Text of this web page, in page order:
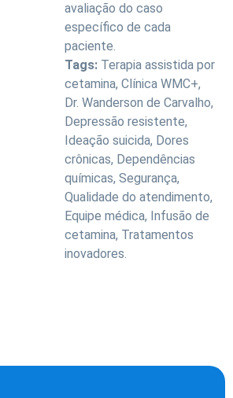
avaliação do caso
específico de cada
paciente.
Tags: Terapia assistida por
cetamina, Clínica WMC+,
Dr. Wanderson de Carvalho,
Depressão resistente,
Ideação suicida, Dores
crônicas, Dependências
químicas, Segurança,
Qualidade do atendimento,
Equipe médica, Infusão de
cetamina, Tratamentos
inovadores.